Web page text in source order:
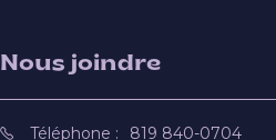
Nous joindre
Téléphone : 819 840-0704